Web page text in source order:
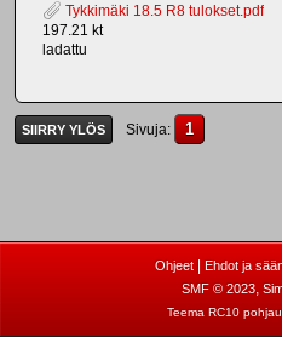
Tykkimäki 18.5 R8 tulokset.pdf
197.21 kt
ladattu
SIIRRY YLÖS Sivuja 1
Ohjeet| Ehdot ja
SMF © 2023,
Teema RC10